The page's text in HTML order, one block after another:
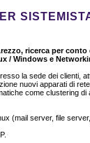
ricerca per
/ Windows e
la sede dei clienti,
nuovi apparati di
come clustering
(mail server, file